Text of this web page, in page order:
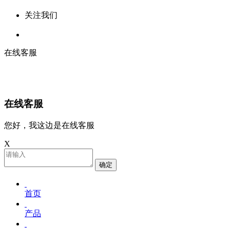
关注我们
在线客服
在线客服
您好，我这边是在线客服
X
确定
首页
产品